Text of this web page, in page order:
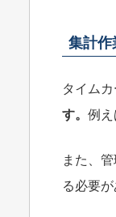
集計作
タイム
す。 例え
また、
る必要が